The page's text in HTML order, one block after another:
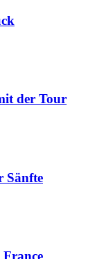
der Tour
Sänfte